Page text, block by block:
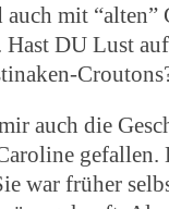
mit “alten”
DU Lust
auch die
gefallen.
war früher